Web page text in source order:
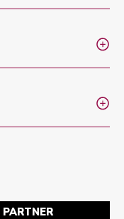
PARTNER